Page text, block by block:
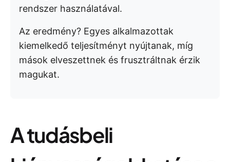
rendszer használatával.
Az eredmény? Egyes alkalmazottak
kiemelkedő teljesítményt nyújtanak, míg
mások elveszettnek és frusztráltnak érzik
magukat.
A tudásbeli